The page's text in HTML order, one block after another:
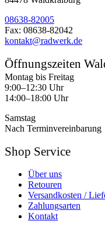
08638-82005
Fax: 08638-82042
kontakt@radwerk.de
Öffnungszeiten
Montag bis Freitag
9:00–12:30 Uhr
14:00–18:00 Uhr
Samstag
Nach Terminvereinbarung
Shop Service
Über uns
Retouren
Versandkosten /
Zahlungsarten
Kontakt